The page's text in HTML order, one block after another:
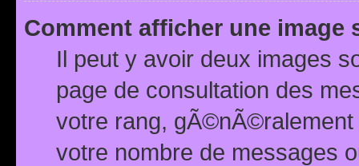
Comment afficher une image
Il peut y avoir deux images
page de consultation des
votre rang,
votre nombre de messages